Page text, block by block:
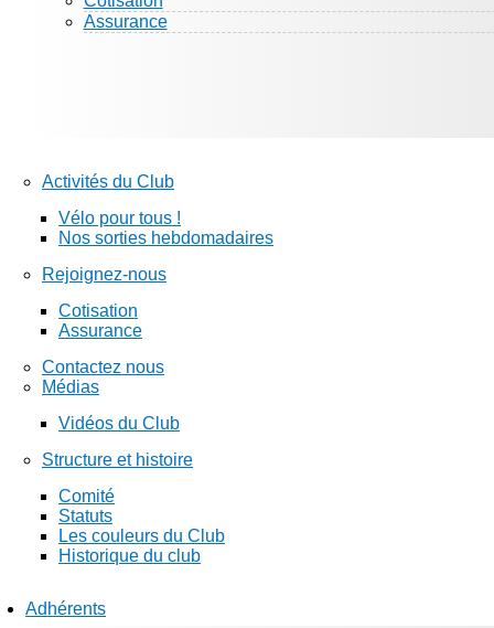
Assurance
Activités du Club
Vélo pour tous !
Nos sorties hebdomadaires
Rejoignez-nous
Cotisation
Assurance
Contactez nous
Médias
Vidéos du Club
Structure et histoire
Comité
Statuts
Les couleurs du Club
Historique du club
Adhérents